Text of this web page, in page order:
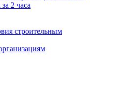
2 часа
строительным